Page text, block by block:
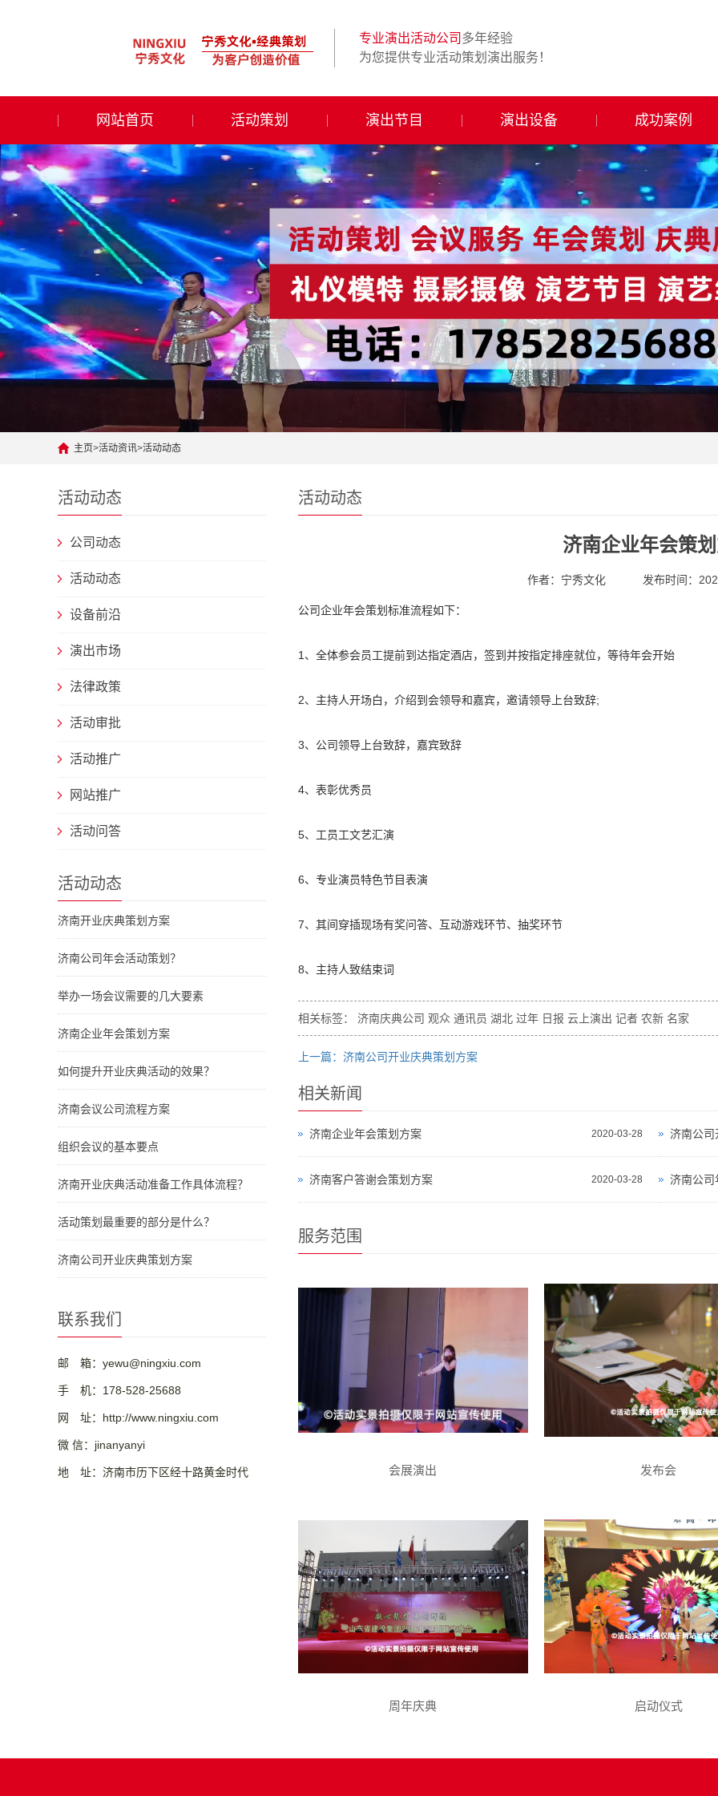
专业演出活动公司 多年经验
为您提供专业活动策划演出服务！
网站首页 活动策划 演出节目 演出设备 成功案例
主页>活动资讯>活动动态
活动动态
公司动态
活动动态
设备前沿
演出市场
法律政策
活动审批
活动推广
网站推广
活动问答
活动动态
济南开业庆典策划方案
济南公司年会活动策划？
举办一场会议需要的几大要素
济南企业年会策划方案
如何提升开业庆典活动的效果？
济南会议公司流程方案
组织会议的基本要点
济南开业庆典活动准备工作具体流程？
活动策划最重要的部分是什么？
济南公司开业庆典策划方案
联系我们
邮 箱：yewu@ningxiu.com
手 机：178-528-25688
网 址：http://www.ningxiu.com
微 信：jinanyanyi
地 址：济南市历下区经十路黄金时代
活动动态
济南企业年会策
作者：宁秀文化 发布时间：
公司企业年会策划标准流程如下：
1、全体参会员工提前到达指定酒店，签到并按指定排座就位，等待年会开始
2、主持人开场白，介绍到会领导和嘉宾，邀请领导上台致辞;
3、公司领导上台致辞，嘉宾致辞
4、表彰优秀员
5、工员工文艺汇演
6、专业演员特色节目表演
7、其间穿插现场有奖问答、互动游戏环节、抽奖环节
8、主持人致结束词
相关标签： 济南庆典公司 观众 通讯员 湖北 过年 日报 云上演出 记者 农新 名家
上一篇：济南公司开业庆典策划方案
相关新闻
2020-03-28
济南企业年会策划方案 济南公
2020-03-28
济南客户答谢会策划方案 济南公司
服务范围
会展演出 发布会
周年庆典 启动仪式